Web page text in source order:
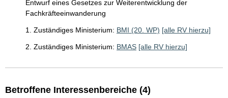
Entwurf eines Gesetzes zur Weiterentwicklung der
Fachkräfteeinwanderung
1. Zuständiges Ministerium: BMI (20. WP) [alle RV hierzu]
2. Zuständiges Ministerium: BMAS [alle RV hierzu]
Betroffene Interessenbereiche (4)